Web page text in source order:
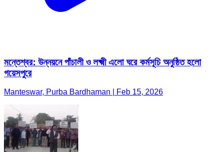
মন্তেশ্বর: উন্নয়নে পাঁচালী ও লক্ষ্মী এলো ঘরে কর্মসূচি অনুষ্ঠিত হলো
গয়েসপুরে
Manteswar, Purba Bardhaman | Feb 15, 2026